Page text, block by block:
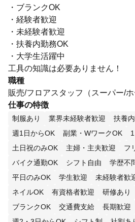
・ブランクOK
・経験者歓迎
・未経験者歓迎
・扶養内勤務OK
・大学生活躍中
工具の知識は必要ありません！
職種
販売/フロアスタッフ（スーパー/ホ
仕事の特徴
制服あり 業界未経験者歓迎 扶養
週1日からOK
副業・WワークOK
土日祝のみOK
主婦・主夫歓迎
フ
バイク通勤OK
シフト自由 学歴不
平日のみOK
学生歓迎 未経験者歓
ネイルOK
有資格者歓迎 研修あり
ブランクOK
交通費支給 長期歓迎